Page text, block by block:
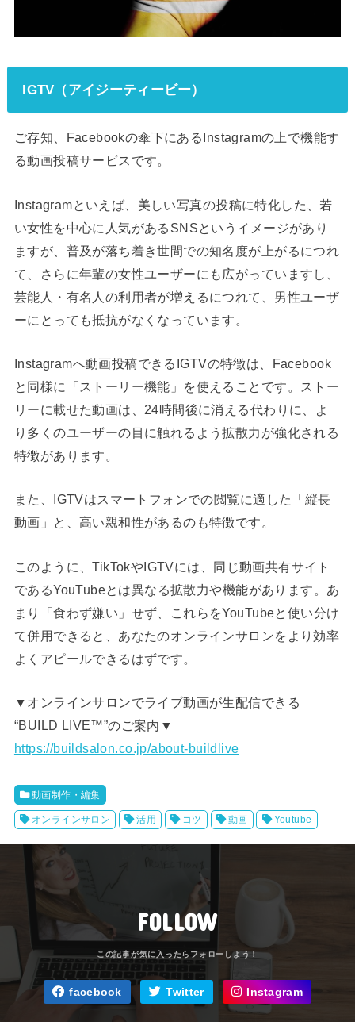
IGTV（アイジーティービー）
ご存知、Facebookの傘下にあるInstagramの上で機能す
る動画投稿サービスです。
Instagramといえば、美しい写真の投稿に特化した、若
い女性を中心に人気があるSNSというイメージがあり
ますが、普及が落ち着き世間での知名度が上がるにつれ
て、さらに年輩の女性ユーザーにも広がっていますし、
芸能人・有名人の利用者が増えるにつれて、男性ユーザ
ーにとっても抵抗がなくなっています。
Instagramへ動画投稿できるIGTVの特徴は、Facebook
と同様に「ストーリー機能」を使えることです。ストー
リーに載せた動画は、24時間後に消える代わりに、よ
り多くのユーザーの目に触れるよう拡散力が強化される
特徴があります。
また、IGTVはスマートフォンでの閲覧に適した「縦長
動画」と、高い親和性があるのも特徴です。
このように、TikTokやIGTVには、同じ動画共有サイト
であるYouTubeとは異なる拡散力や機能があります。あ
まり「食わず嫌い」せず、これらをYouTubeと使い分け
て併用できると、あなたのオンラインサロンをより効率
よくアピールできるはずです。
▼オンラインサロンでライブ動画が生配信できる
“BUILD LIVE™️”のご案内▼
https://buildsalon.co.jp/about-buildlive
動画制作・編集
オンラインサロン 活用 コツ 動画 Youtube
FOLLOW
facebook Twitter Instagram